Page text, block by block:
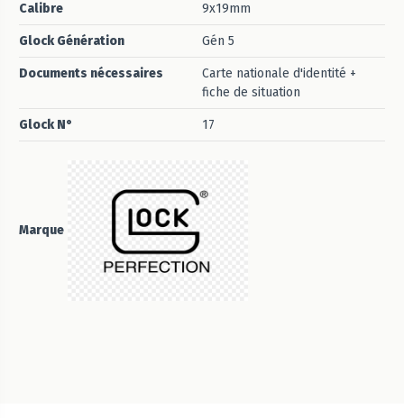
Calibre 9x19mm
Glock Génération Gén 5
Documents nécessaires
Carte nationale d'identité +
fiche de situation
Glock N° 17
Marque